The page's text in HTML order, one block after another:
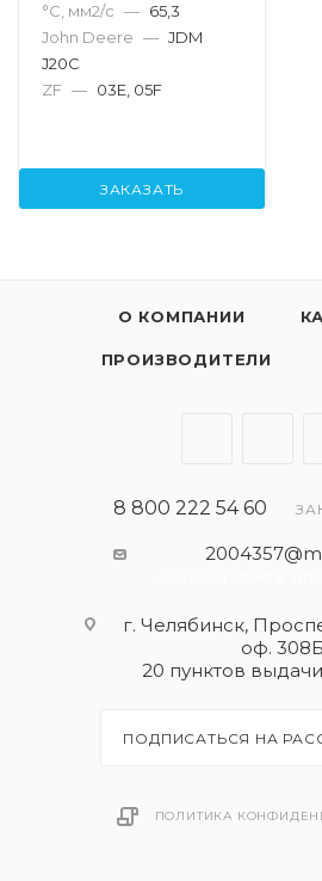
°С, мм2/с — 65,3
John Deere — JDM
J20C
ZF — 03E, 05F
ЗАКАЗАТЬ
О КОМПАНИИ
ПРОИЗВОДИТЕЛИ
8 800 222 54 60
г. Челябинск,
оф. 308Б
20 пунктов
ПОДПИСАТЬСЯ НА
ПОЛИТИКА